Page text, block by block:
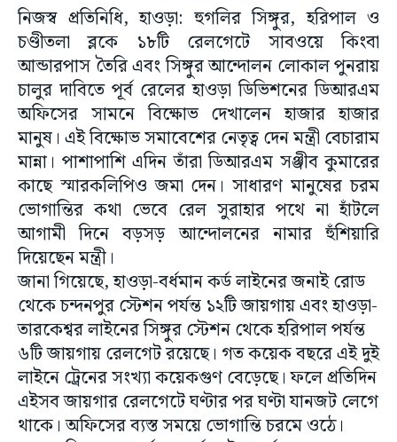
নিজস্ব প্রতিনিধি, হাওড়া: হুগলির সিঙ্গুর, হরিপাল ও
চণ্ডীতলা ব্লকে ১৮টি রেলগেটে সাবওয়ে কিংবা
আন্ডারপাস তৈরি এবং সিঙ্গুর আন্দোলন লোকাল পুনরায়
চালুর দাবিতে পূর্ব রেলের হাওড়া ডিভিশনের ডিআরএম
অফিসের সামনে বিক্ষোভ দেখালেন হাজার হাজার
মানুষ। এই বিক্ষোভ সমাবেশের নেতৃত্ব দেন মন্ত্রী বেচারাম
মান্না। পাশাপাশি এদিন তাঁরা ডিআরএম সঞ্জীব কুমারের
কাছে স্মারকলিপিও জমা দেন। সাধারণ মানুষের চরম
ভোগান্তির কথা ভেবে রেল সুরাহার পথে না হাঁটলে
আগামী দিনে বড়সড় আন্দোলনের নামার হুঁশিয়ারি
দিয়েছেন মন্ত্রী।
জানা গিয়েছে, হাওড়া-বর্ধমান কর্ড লাইনের জনাই রোড
থেকে চন্দনপুর স্টেশন পর্যন্ত ১২টি জায়গায় এবং হাওড়া-
তারকেশ্বর লাইনের সিঙ্গুর স্টেশন থেকে হরিপাল পর্যন্ত
৬টি জায়গায় রেলগেট রয়েছে। গত কয়েক বছরে এই দুই
লাইনে ট্রেনের সংখ্যা কয়েকগুণ বেড়েছে। ফলে প্রতিদিন
এইসব জায়গার রেলগেটে ঘণ্টার পর ঘণ্টা যানজট লেগে
থাকে। অফিসের ব্যস্ত সময়ে ভোগান্তি চরমে ওঠে।